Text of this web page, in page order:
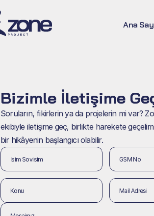
Ana
Bizimle İletişime
Soruların, fikirlerin ya da projelerin mi var?
ekibiyle iletişime geç, birlikte harekete
bir hikâyenin başlangıcı olabilir.